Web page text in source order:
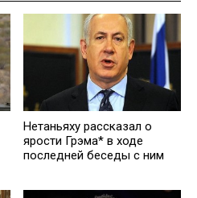
Нетаньяху рассказал о
ярости Грэма* в ходе
последней беседы с ним